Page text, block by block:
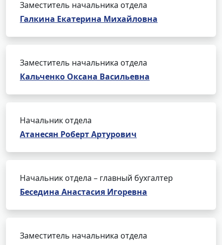
Заместитель начальника отдела
Галкина Екатерина Михайловна
Заместитель начальника отдела
Кальченко Оксана Васильевна
Начальник отдела
Атанесян Роберт Артурович
Начальник отдела – главный бухгалтер
Беседина Анастасия Игоревна
Заместитель начальника отдела